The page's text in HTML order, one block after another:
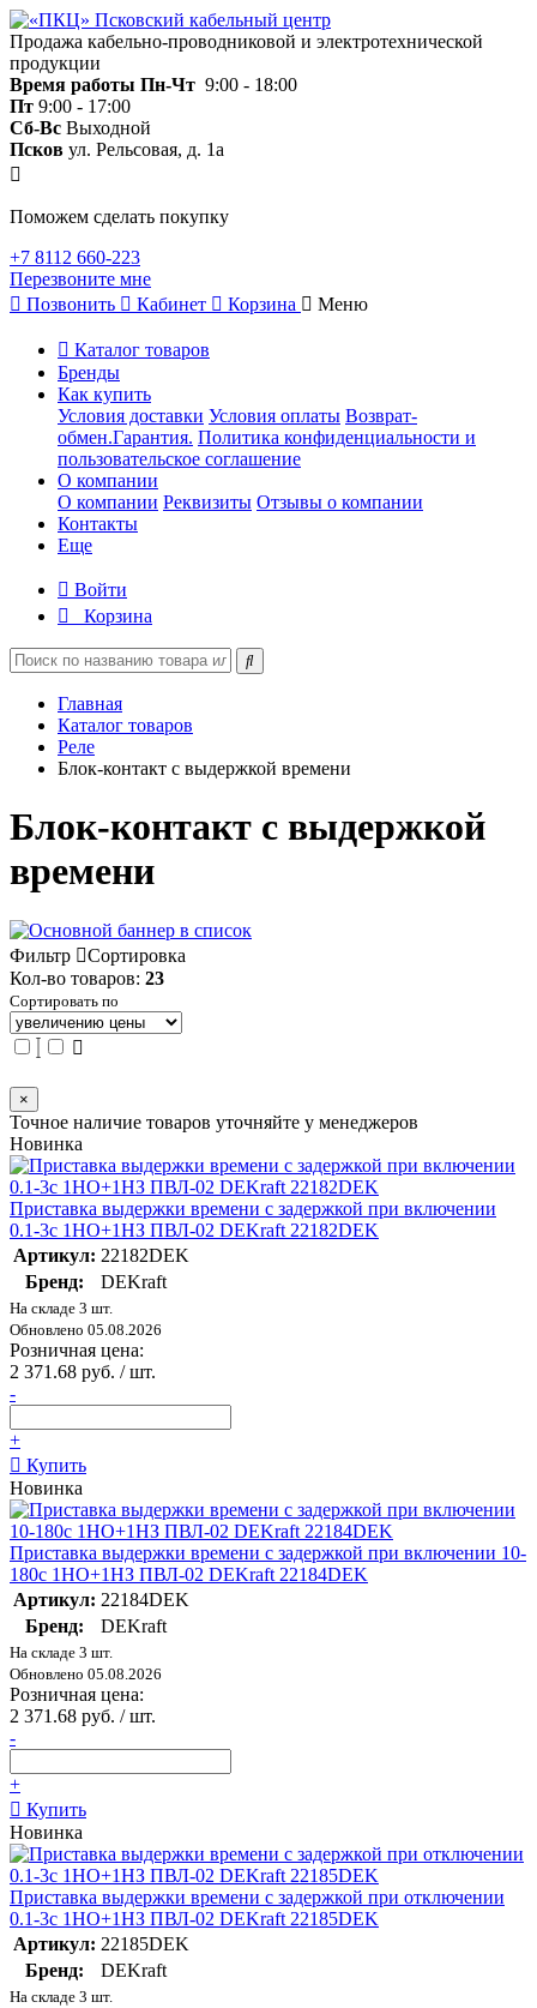
Продажа кабельно-проводниковой и электротехнической
продукции
Время работы Пн-Чт 9:00 - 18:00
Пт 9:00 - 17:00
Сб-Вс Выходной
Псков ул. Рельсовая, д. 1а
Поможем сделать покупку
+7 8112 660-223
Перезвоните мне
Позвонить
Кабинет Корзина Меню
Каталог товаров
Бренды
Как купить
Условия доставки Условия оплаты Возврат-
обмен.Гарантия. Политика конфиденциальности и
пользовательское соглашение
О компании
О компании Реквизиты Отзывы о компании
Контакты
Еще
Войти
Корзина
Главная
Каталог товаров
Реле
Блок-контакт с выдержкой времени
Блок-контакт с выдержкой
времени
Фильтр
Сортировка
Кол-во товаров: 23
Сортировать по
×
Точное наличие товаров уточняйте у менеджеров
Новинка
Приставка выдержки времени с задержкой при включении
0.1-3с 1НО+1НЗ ПВЛ-02 DEKraft 22182DEK
Артикул: 22182DEK
Бренд:
DEKraft
На складе 3 шт.
Обновлено 05.08.2026
Розничная цена:
2 371.68 руб. / шт.
-
+
Купить
Новинка
Приставка выдержки времени с задержкой при включении 10-
180с 1НО+1НЗ ПВЛ-02 DEKraft 22184DEK
Артикул: 22184DEK
Бренд:
DEKraft
На складе 3 шт.
Обновлено 05.08.2026
Розничная цена:
2 371.68 руб. / шт.
-
+
Купить
Новинка
Приставка выдержки времени с задержкой при отключении
0.1-3с 1НО+1НЗ ПВЛ-02 DEKraft 22185DEK
Артикул: 22185DEK
Бренд:
DEKraft
На складе 3 шт.